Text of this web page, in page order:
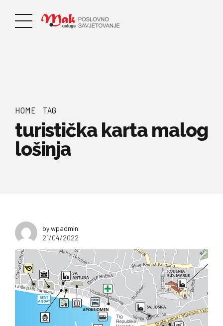
HOME TAG
turistička karta malog
lošinja
by wpadmin
21/04/2022